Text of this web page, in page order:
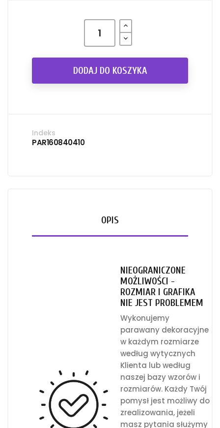
DODAJ DO KOSZYKA
Indeks
PAR160840410
OPIS
NIEOGRANICZONE
MOŻLIWOŚCI -
ROZMIAR I GRAFIKA
NIE JEST PROBLEMEM
Wykonujemy
parawany dekoracyjne
w każdym rozmiarze
według wytycznych
Klienta lub według
naszej bazy wzorów i
rozmiarów. Każdy Twój
pomysł jest możliwy do
zrealizowania, jeżeli
masz pytania służymy